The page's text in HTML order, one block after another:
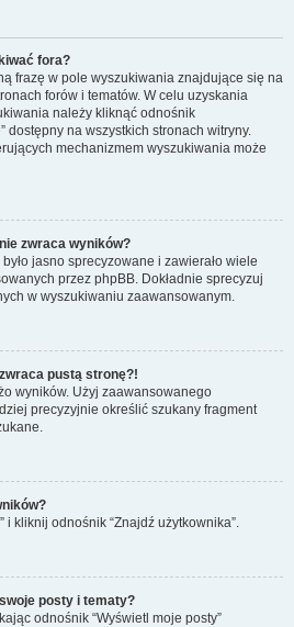
fora?
frazę w pole wyszukiwania znajdujące się na
forów i tematów. W celu uzyskania
należy kliknąć odnośnik
dostępny na wszystkich stronach witryny.
mechanizmem wyszukiwania może
zwraca wyników?
jasno sprecyzowane i zawierało wiele
przez phpBB. Dokładnie sprecyzuj
w wyszukiwaniu zaawansowanym.
pustą stronę?!
wyników. Użyj zaawansowanego
precyzyjnie określić szukany fragment
i kliknij odnośnik “Znajdź użytkownika”.
posty i tematy?
odnośnik “Wyświetl moje posty”